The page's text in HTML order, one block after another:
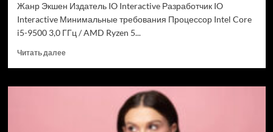
Жанр Экшен Издатель IO Interactive Разработчик IO
Interactive Минимальные требования Процессор Intel Core
i5-9500 3,0 ГГц / AMD Ryzen 5...
Читать далееПрочитать
007